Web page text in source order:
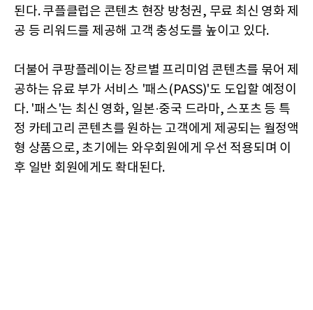
된다. 쿠플클럽은 콘텐츠 현장 방청권, 무료 최신 영화 제
공 등 리워드를 제공해 고객 충성도를 높이고 있다.
더불어 쿠팡플레이는 장르별 프리미엄 콘텐츠를 묶어 제
공하는 유료 부가 서비스 '패스(PASS)'도 도입할 예정이
다. '패스'는 최신 영화, 일본·중국 드라마, 스포츠 등 특
정 카테고리 콘텐츠를 원하는 고객에게 제공되는 월정액
형 상품으로, 초기에는 와우회원에게 우선 적용되며 이
후 일반 회원에게도 확대된다.